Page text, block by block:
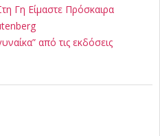
Γη Είμαστε Πρόσκαιρα
από τις εκδόσεις